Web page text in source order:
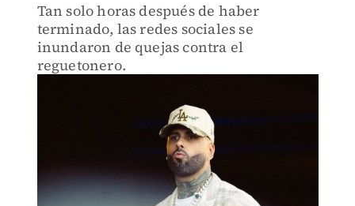
Tan solo horas después de haber
terminado, las redes sociales se
inundaron de quejas contra el
reguetonero.